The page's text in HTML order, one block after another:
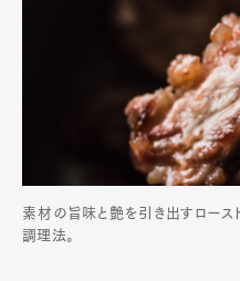
素材の旨味と艶を引き出すロース
調理法。